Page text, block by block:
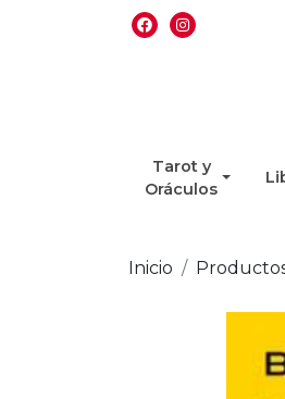
Tarot y
Oráculos
Inicio